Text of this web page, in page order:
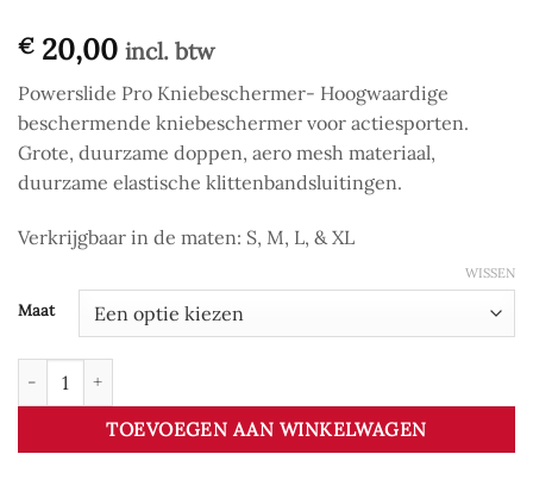
€ 20,00 incl. btw
Powerslide Pro Kniebeschermer- Hoogwaardige
beschermende kniebeschermer voor actiesporten.
Grote, duurzame doppen, aero mesh materiaal,
duurzame elastische klittenbandsluitingen.
Verkrijgbaar in de maten: S, M, L, & XL
Maat
WISSEN
Powerslide Pro Kniepad aantal
TOEVOEGEN AAN WINKELWAGEN